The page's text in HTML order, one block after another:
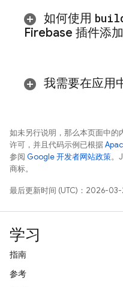
如何使用
Firebase 插件添
我需要在应用
如未另行说明，那么本页面中的
许可，并且代码示例已根据
参阅 Google 开发者网站政策。
商标。
最后更新时间 (UTC)：2026-03-
学习
指南
参考